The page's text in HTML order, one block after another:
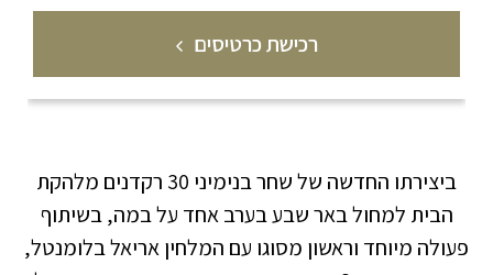
רכישת כרטיסים
ביצירתו החדשה של שחר בנימיני 30 רקדנים מלהקת
הבית למחול באר שבע בערב אחד על במה, בשיתוף
פעולה מיוחד וראשון מסוגו עם המלחין אריאל בלומנטל,